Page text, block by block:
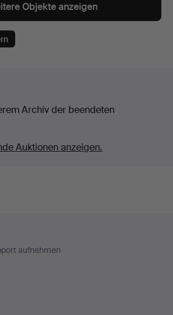
Objekte anzeigen
Archiv der beendeten
Auktionen anzeigen.
aufnehmen